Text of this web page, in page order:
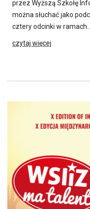
przez Wyższą Szkołę
można słuchać jako
cztery odcinki w
czytaj więcej